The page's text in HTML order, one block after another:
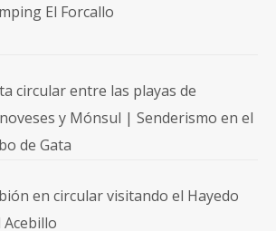
El Forcallo
circular entre las playas de
y Mónsul | Senderismo en el
de Gata
en circular visitando el Hayedo
Acebillo